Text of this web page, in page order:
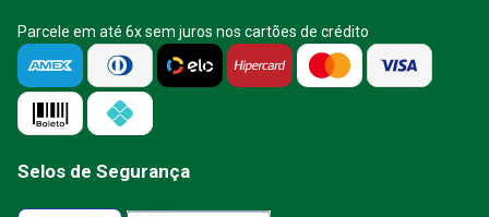
Parcele em até 6x sem juros nos cartões de crédito
Selos de Segurança